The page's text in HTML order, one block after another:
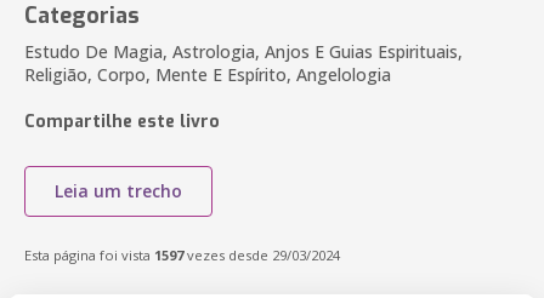
Categorias
Estudo De Magia, Astrologia, Anjos E Guias Espirituais,
Religião, Corpo, Mente E Espírito, Angelologia
Compartilhe este livro
Leia um trecho
Esta página foi vista 1597vezes desde 29/03/2024